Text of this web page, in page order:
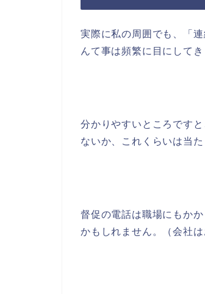
実際に私の周囲でも、「
んて事は頻繁に目にしてき
分かりやすいところです
ないか、これくらいは当た
督促の電話は職場にもか
かもしれません。（会社